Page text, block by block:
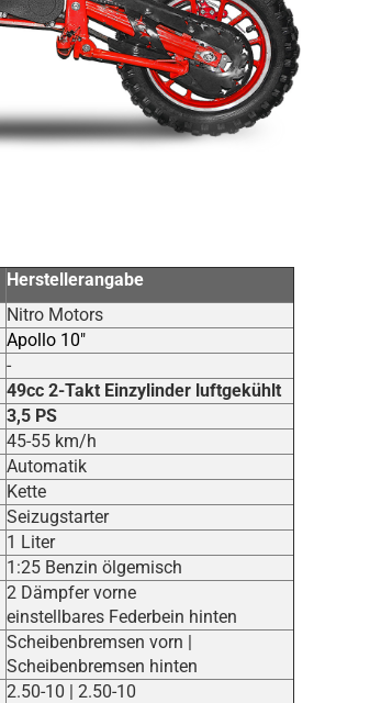
Herstellerangabe
Nitro Motors
Apollo 10"
-
49cc 2-Takt Einzylinder luftgekühlt
3,5 PS
45-55 km/h
Automatik
Kette
Seizugstarter
1 Liter
1:25 Benzin ölgemisch
2 Dämpfer vorne
einstellbares Federbein hinten
Scheibenbremsen vorn |
Scheibenbremsen hinten
2.50-10 | 2.50-10